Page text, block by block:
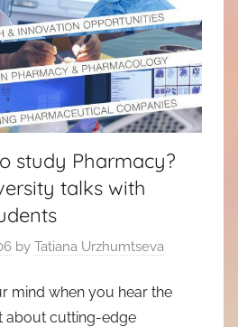
study Pharmacy?
talks with
by Tatiana Urzhumtseva
mind when you hear the
about cutting-edge